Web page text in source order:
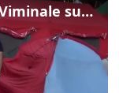
Gualtieri: "Responsabilità del Viminale su Spin Time? La posizione dei partiti è nota"